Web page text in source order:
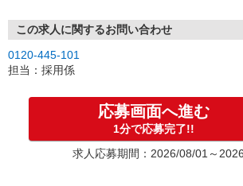
この求人に関するお問い合わせ
0120-445-101
担当：採用係
応募画面へ進む
1分で応募完了!!
求人応募期間：2026/08/01～